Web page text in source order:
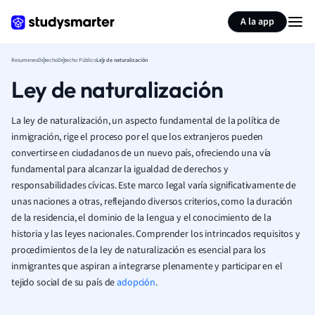
A la app
ResumenesDerechoDerecho PúblicoLey de naturalización
Ley de naturalización
La ley de naturalización, un aspecto fundamental de la política de
inmigración, rige el proceso por el que los extranjeros pueden
convertirse en ciudadanos de un nuevo país, ofreciendo una vía
fundamental para alcanzar la igualdad de derechos y
responsabilidades cívicas. Este marco legal varía significativamente de
unas naciones a otras, reflejando diversos criterios, como la duración
de la residencia, el dominio de la lengua y el conocimiento de la
historia y las leyes nacionales. Comprender los intrincados requisitos y
procedimientos de la ley de naturalización es esencial para los
inmigrantes que aspiran a integrarse plenamente y participar en el
tejido social de su país deadopción.
Resumir página